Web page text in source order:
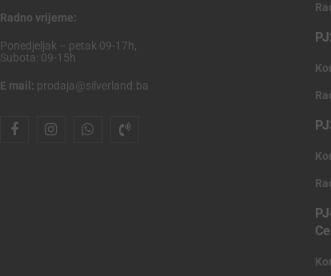
Radno vrijeme:
Ponedjeljak – petak 09-17h,
Subota: 09-15h
E mail: prodaja@silverland.ba